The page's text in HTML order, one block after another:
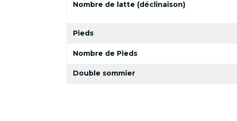
Nombre de latte (déclinaison)
Pieds
Nombre de Pieds
Double sommier